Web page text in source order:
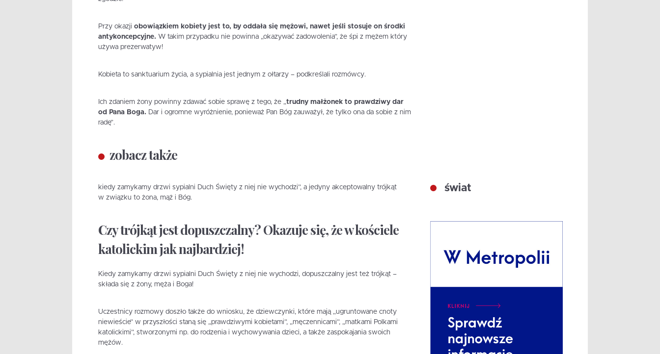
Przy okazji obowiązkiem kobiety jest to, by oddała się mężowi, nawet jeśli stosuje on środki
antykoncepcyjne. W takim przypadku nie powinna „okazywać zadowolenia”, że śpi z mężem który
używa prezerwatyw!
Kobieta to sanktuarium życia, a sypialnia jest jednym z ołtarzy – podkreślali rozmówcy.
Ich zdaniem żony powinny zdawać sobie sprawę z tego, że „trudny małżonek to prawdziwy dar
od Pana Boga. Dar i ogromne wyróżnienie, ponieważ Pan Bóg zauważył, że tylko ona da sobie z nim
radę”.
zobacz także
kiedy zamykamy drzwi sypialni Duch Święty z niej nie wychodzi”, a jedyny akceptowalny trójkąt
w związku to żona, mąż i Bóg.
Czy trójkąt jest dopuszczalny? Okazuje się, że w kościele
katolickim jak najbardziej!
Kiedy zamykamy drzwi sypialni Duch Święty z niej nie wychodzi, dopuszczalny jest też trójkąt –
składa się z żony, męża i Boga!
Uczestnicy rozmowy doszło także do wniosku, że dziewczynki, które mają „ugruntowane cnoty
niewieście” w przyszłości staną się „prawdziwymi kobietami”, „męczennicami”, „matkami Polkami
katolickimi”, stworzonymi np. do rodzenia i wychowywania dzieci, a także zaspokajania swoich
mężów.
świat